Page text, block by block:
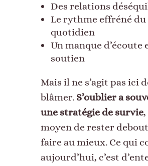
Des relations
Le rythme effréné du
quotidien
Un manque d’écoute
soutien
Mais il ne s’agit pas ici
blâmer. S’oublier a
une stratégie de survie,
moyen de rester
faire au mieux. Ce qui
aujourd’hui, c’est